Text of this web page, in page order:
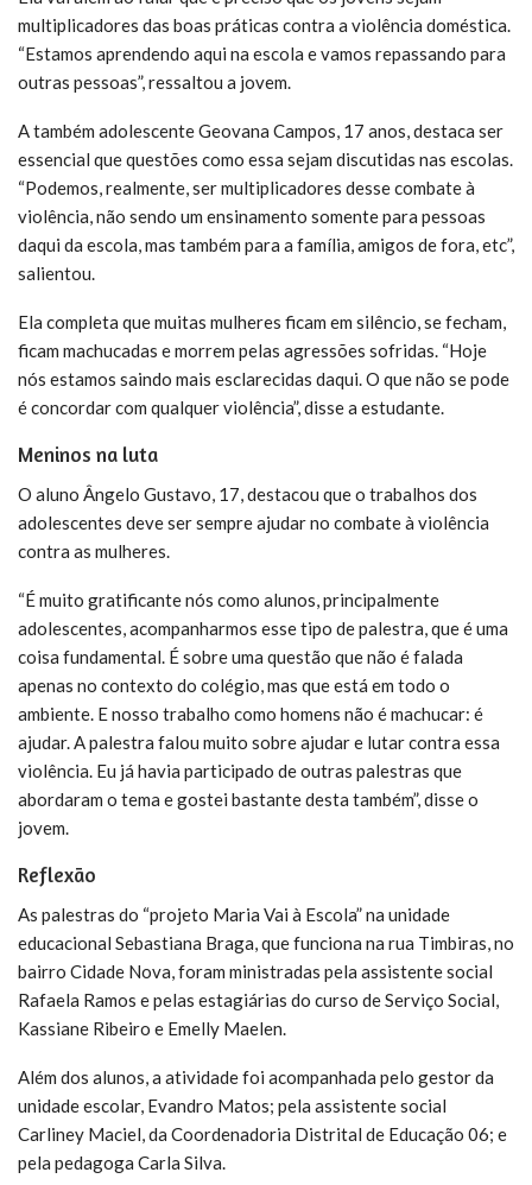
multiplicadores das boas práticas contra a violência doméstica.
“Estamos aprendendo aqui na escola e vamos repassando para
outras pessoas”, ressaltou a jovem.
A também adolescente Geovana Campos, 17 anos, destaca ser
essencial que questões como essa sejam discutidas nas escolas.
“Podemos, realmente, ser multiplicadores desse combate à
violência, não sendo um ensinamento somente para pessoas
daqui da escola, mas também para a família, amigos de fora, etc”,
salientou.
Ela completa que muitas mulheres ficam em silêncio, se fecham,
ficam machucadas e morrem pelas agressões sofridas. “Hoje
nós estamos saindo mais esclarecidas daqui. O que não se pode
é concordar com qualquer violência”, disse a estudante.
Meninos na luta
O aluno Ângelo Gustavo, 17, destacou que o trabalhos dos
adolescentes deve ser sempre ajudar no combate à violência
contra as mulheres.
“É muito gratificante nós como alunos, principalmente
adolescentes, acompanharmos esse tipo de palestra, que é uma
coisa fundamental. É sobre uma questão que não é falada
apenas no contexto do colégio, mas que está em todo o
ambiente. E nosso trabalho como homens não é machucar: é
ajudar. A palestra falou muito sobre ajudar e lutar contra essa
violência. Eu já havia participado de outras palestras que
abordaram o tema e gostei bastante desta também”, disse o
jovem.
Reflexão
As palestras do “projeto Maria Vai à Escola” na unidade
educacional Sebastiana Braga, que funciona na rua Timbiras, no
bairro Cidade Nova, foram ministradas pela assistente social
Rafaela Ramos e pelas estagiárias do curso de Serviço Social,
Kassiane Ribeiro e Emelly Maelen.
Além dos alunos, a atividade foi acompanhada pelo gestor da
unidade escolar, Evandro Matos; pela assistente social
Carliney Maciel, da Coordenadoria Distrital de Educação 06; e
pela pedagoga Carla Silva.